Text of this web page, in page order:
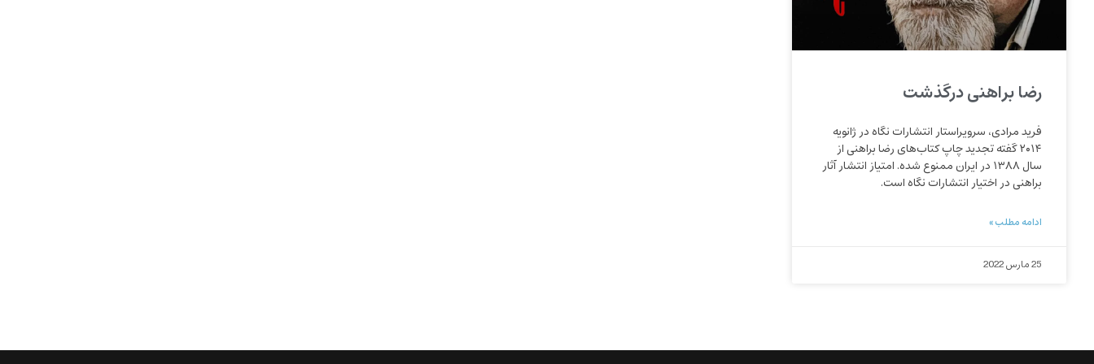
رضا براهنی درگذشت
فريد مرادی، سرويراستار انتشارات نگاه در ژانویه
۲۰۱۴ گفته تجديد چاپ کتاب‌های رضا براهنی از
سال ۱۳۸۸ در ایران ممنوع شده. امتیاز انتشار آثار
براهنی در اختیار انتشارات نگاه است.
ادامه مطلب »
25 مارس 2022